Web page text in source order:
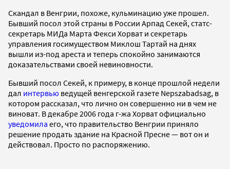
Скандал в Венгрии, похоже, кульминацию уже прошел.
Бывший посол этой страны в России Арпад Секей, статс-
секретарь МИДа Марта Фекси Хорват и секретарь
управления госимуществом Миклош Тартай на днях
вышли из-под ареста и теперь спокойно занимаются
доказательствами своей невиновности.
Бывший посол Секей, к примеру, в конце прошлой недели
дал интервью ведущей венгерской газете Nepszabadsag, в
котором рассказал, что лично он совершенно ни в чем не
виноват. В декабре 2006 года г-жа Хорват официально
уведомила его, что правительство Венгрии приняло
решение продать здание на Красной Пресне — вот он и
действовал. Просто по распоряжению.